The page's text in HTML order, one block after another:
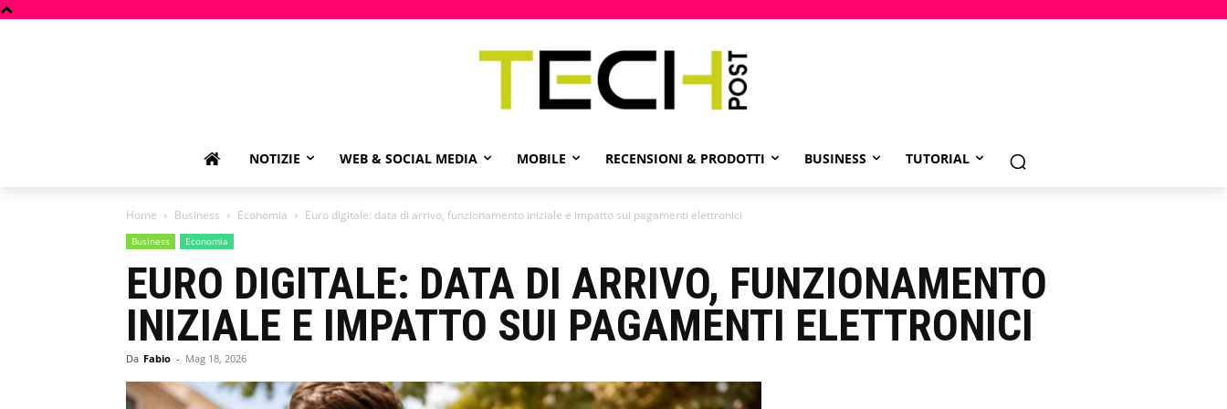
NOTIZIE WEB & SOCIAL MEDIA MOBILE RECENSIONI & PRODOTTI BUSINESS TUTORIAL
Home Business Economia Euro digitale: data di arrivo, funzionamento iniziale e impatto sui pagamenti elettronici
Business Economia
EURO DIGITALE: DATA DI ARRIVO, FUNZIONAMENTO
INIZIALE E IMPATTO SUI PAGAMENTI ELETTRONICI
Da Fabio - Mag 18, 2026